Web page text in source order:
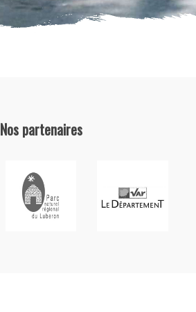
Nos partenaires